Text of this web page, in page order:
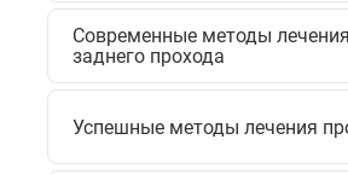
Современные методы
заднего прохода
Успешные методы лечения